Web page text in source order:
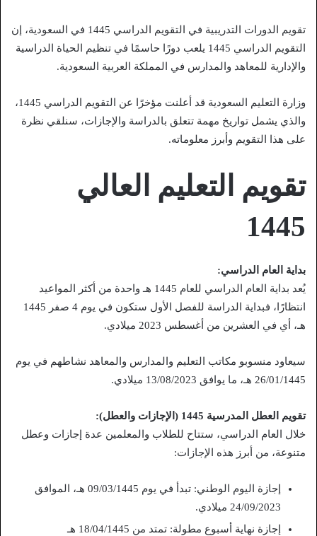
تقويم الدورات التدريبية في التقويم الدراسي 1445 في السعودية، إن
التقويم الدراسي 1445 يلعب دورًا حاسمًا في تنظيم الحياة الدراسية
والإدارية للمعاهد والمدارس في المملكة العربية السعودية.
وزارة التعليم السعودية قد أعلنت مؤخرًا عن التقويم الدراسي 1445،
والذي يشمل تواريخ مهمة تتعلق بالدراسة والإجازات، سنلقي نظرة
على هذا التقويم وأبرز معلوماته.
تقويم التعليم العالي
1445
بداية العام الدراسي:
يُعد بداية العام الدراسي للعام 1445 هـ واحدة من أكثر المواعيد
انتظارًا، فبداية الدراسة للفصل الأول ستكون في يوم 4 صفر 1445
هـ، أي في العشرين من أغسطس 2023 ميلادي.
سيعاود منسوبو مكاتب التعليم والمدارس والمعاهد نشاطهم في يوم
26/01/1445 هـ، ما يوافق 13/08/2023 ميلادي.
تقويم العطل المدرسية 1445 (الإجازات والعطل):
خلال العام الدراسي، ستتاح للطلاب والمعلمين عدة إجازات وعطل
متنوعة، من أبرز هذه الإجازات:
إجازة اليوم الوطني: تبدأ في يوم 09/03/1445 هـ، الموافق
24/09/2023 ميلادي.
إجازة نهاية أسبوع مطولة: تمتد من 18/04/1445 هـ